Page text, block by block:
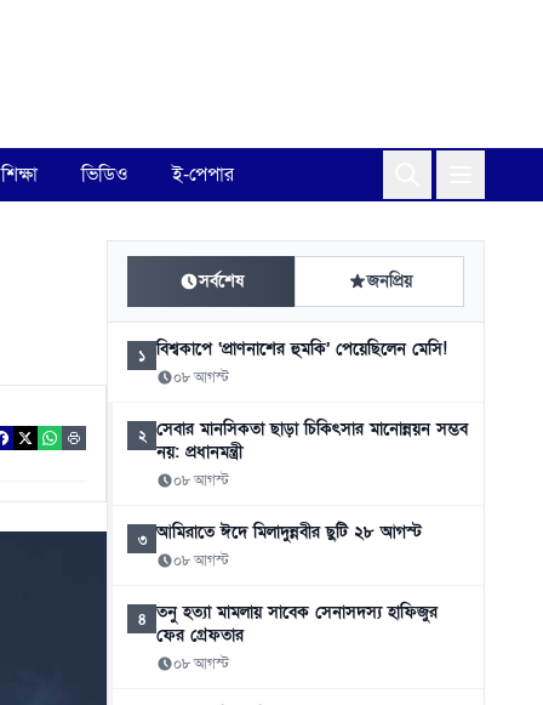
শিক্ষা ভিডিও ই-পেপার
সর্বশেষ জনপ্রিয়
১ বিশ্বকাপে ‘প্রাণনাশের হুমকি’ পেয়েছিলেন মেসি!
০৮ আগস্ট
২ সেবার মানসিকতা ছাড়া চিকিৎসার মানোন্নয়ন সম্ভব
নয়: প্রধানমন্ত্রী
০৮ আগস্ট
৩ আমিরাতে ঈদে মিলাদুন্নবীর ছুটি ২৮ আগস্ট
০৮ আগস্ট
৪ তনু হত্যা মামলায় সাবেক সেনাসদস্য হাফিজুর
ফের গ্রেফতার
০৮ আগস্ট